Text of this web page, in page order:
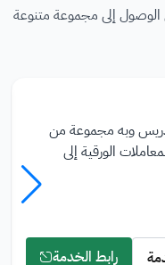
الوصول إلى مجموعة متنوعة
وبه مجموعة من
الورقية إلى
رابط الخدمة